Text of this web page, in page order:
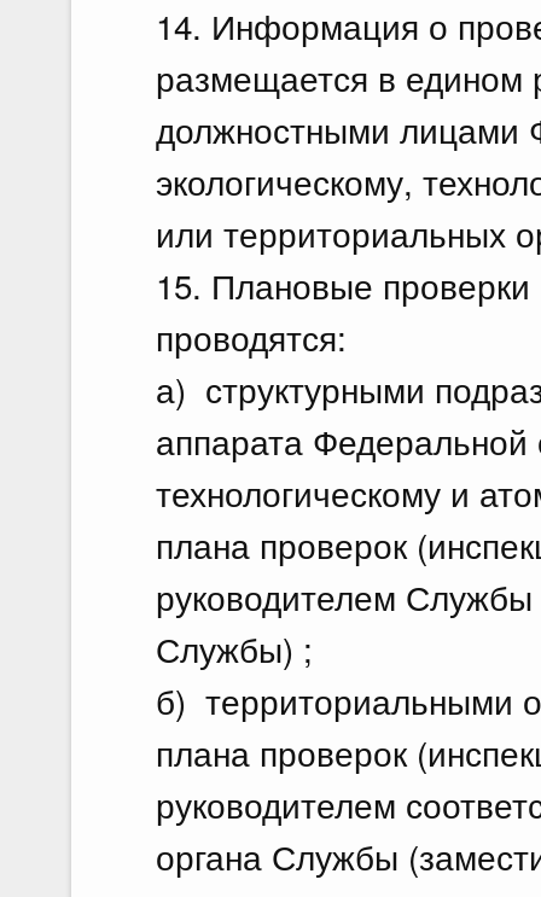
14. Информация о
размещается в едином
должностными лицами
экологическому,
или территориальных
15. Плановые проверки
проводятся:
а) структурными
аппарата Федеральной
технологическому и
плана проверок
руководителем Службы
Службы) ;
б) территориальными
плана проверок
руководителем
органа Службы